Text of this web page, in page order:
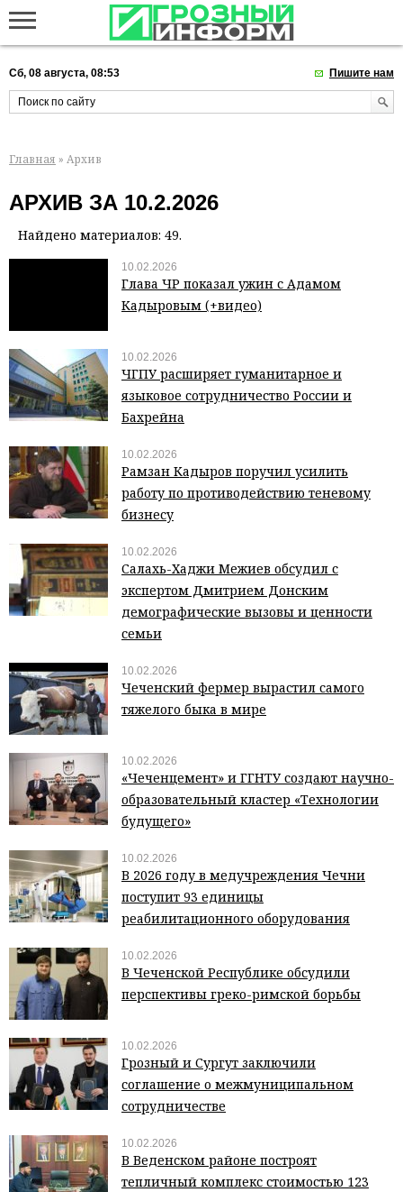
Сб, 08 августа, 08:53 Пишите нам
Главная » Архив
АРХИВ ЗА 10.2.2026
Найдено материалов: 49.
10.02.2026
Глава ЧР показал ужин с Адамом
Кадыровым (+видео)
10.02.2026
ЧГПУ расширяет гуманитарное и
языковое сотрудничество России и
Бахрейна
10.02.2026
Рамзан Кадыров поручил усилить
работу по противодействию теневому
бизнесу
10.02.2026
Салахь-Хаджи Межиев обсудил с
экспертом Дмитрием Донским
демографические вызовы и ценности
семьи
10.02.2026
Чеченский фермер вырастил самого
тяжелого быка в мире
10.02.2026
«Чеченцемент» и ГГНТУ создают научно-
образовательный кластер «Технологии
будущего»
10.02.2026
В 2026 году в медучреждения Чечни
поступит 93 единицы
реабилитационного оборудования
10.02.2026
В Чеченской Республике обсудили
перспективы греко-римской борьбы
10.02.2026
Грозный и Сургут заключили
соглашение о межмуниципальном
сотрудничестве
10.02.2026
В Веденском районе построят
тепличный комплекс стоимостью 123